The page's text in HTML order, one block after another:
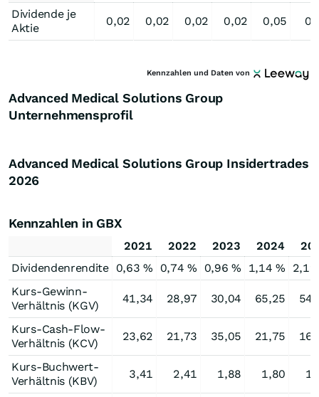
Dividende je
Aktie
0,02 0,02 0,02 0,02 0,05
Kennzahlen und Daten von
Advanced Medical Solutions Group
Unternehmensprofil
Advanced Medical Solutions Group Insidertrades
2026
Kennzahlen in GBX
2021 2022 2023 2024
Dividendenrendite 0,63 % 0,74 % 0,96 % 1,14 %
2,19
Kurs-Gewinn-
Verhältnis (KGV)
41,34 28,97 30,04 65,25
Kurs-Cash-Flow-
Verhältnis (KCV)
23,62 21,73 35,05 21,75
Kurs-Buchwert-
Verhältnis (KBV)
3,41 2,41 1,88 1,80